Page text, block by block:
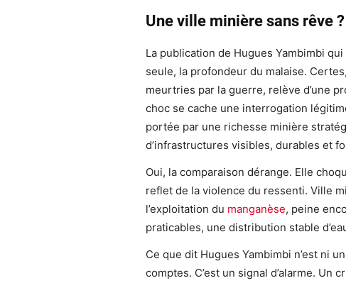
Une ville minière sans rêve ?
La publication de Hugues Yambimbi
seule, la profondeur du malaise.
meurtries par la guerre, relève d’une
choc se cache une interrogation
portée par une richesse minière
d’infrastructures visibles, durables et
Oui, la comparaison dérange. Elle
reflet de la violence du ressenti. Ville
l’exploitation du manganèse, peine
praticables, une distribution stable
Ce que dit Hugues Yambimbi n’est ni
comptes. C’est un signal d’alarme. Un